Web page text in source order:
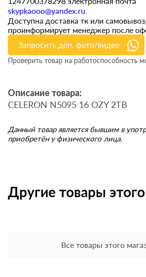
skypkaooo@yandex.ru
Доступна доставка тк или
проинформирует менеджер после
Запросить доп. фото/видео
Проверить товар на работоспособность
Описание товара:
CELERON N5095 16 OZY 2TB
Данный товар является бывшим в
приобретён у физического лица.
Другие товары
Все товары этого